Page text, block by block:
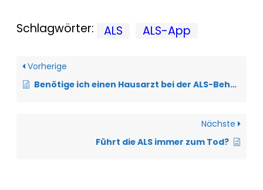
Schlagwörter: ALS ALS-App
Vorherige
Benötige ich einen Hausarzt bei der ALS-Behandlung?
Nächste
Führt die ALS immer zum Tod?